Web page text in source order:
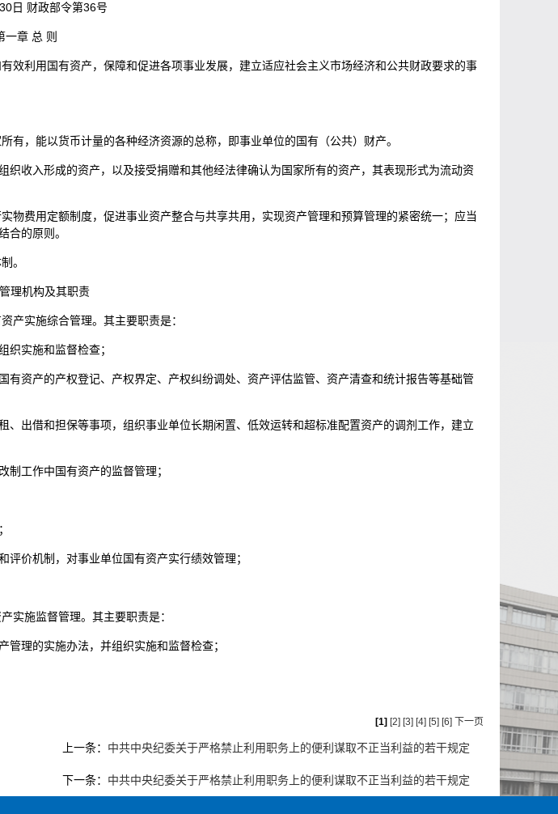
日 财政部令第36号
一章 总 则
利用国有资产，保障和促进各项事业发展，建立适应社会主义市场经济和公共财政要求的事
，能以货币计量的各种经济资源的总称，即事业单位的国有（公共）财产。
收入形成的资产，以及接受捐赠和其他经法律确认为国家所有的资产，其表现形式为流动资
费用定额制度，促进事业资产整合与共享共用，实现资产管理和预算管理的紧密统一；应当
合的原则。
。
理机构及其职责
产实施综合管理。其主要职责是：
织实施和监督检查；
有资产的产权登记、产权界定、产权纠纷调处、资产评估监管、资产清查和统计报告等基础管
出借和担保等事项，组织事业单位长期闲置、低效运转和超标准配置资产的调剂工作，建立
制工作中国有资产的监督管理；
评价机制，对事业单位国有资产实行绩效管理；
实施监督管理。其主要职责是：
管理的实施办法，并组织实施和监督检查；
[1] [2] [3] [4] [5] [6] 下一页
上一条： 中共中央纪委关于严格禁止利用职务上的便利谋取不正当利益的若干规定
下一条： 中共中央纪委关于严格禁止利用职务上的便利谋取不正当利益的若干规定